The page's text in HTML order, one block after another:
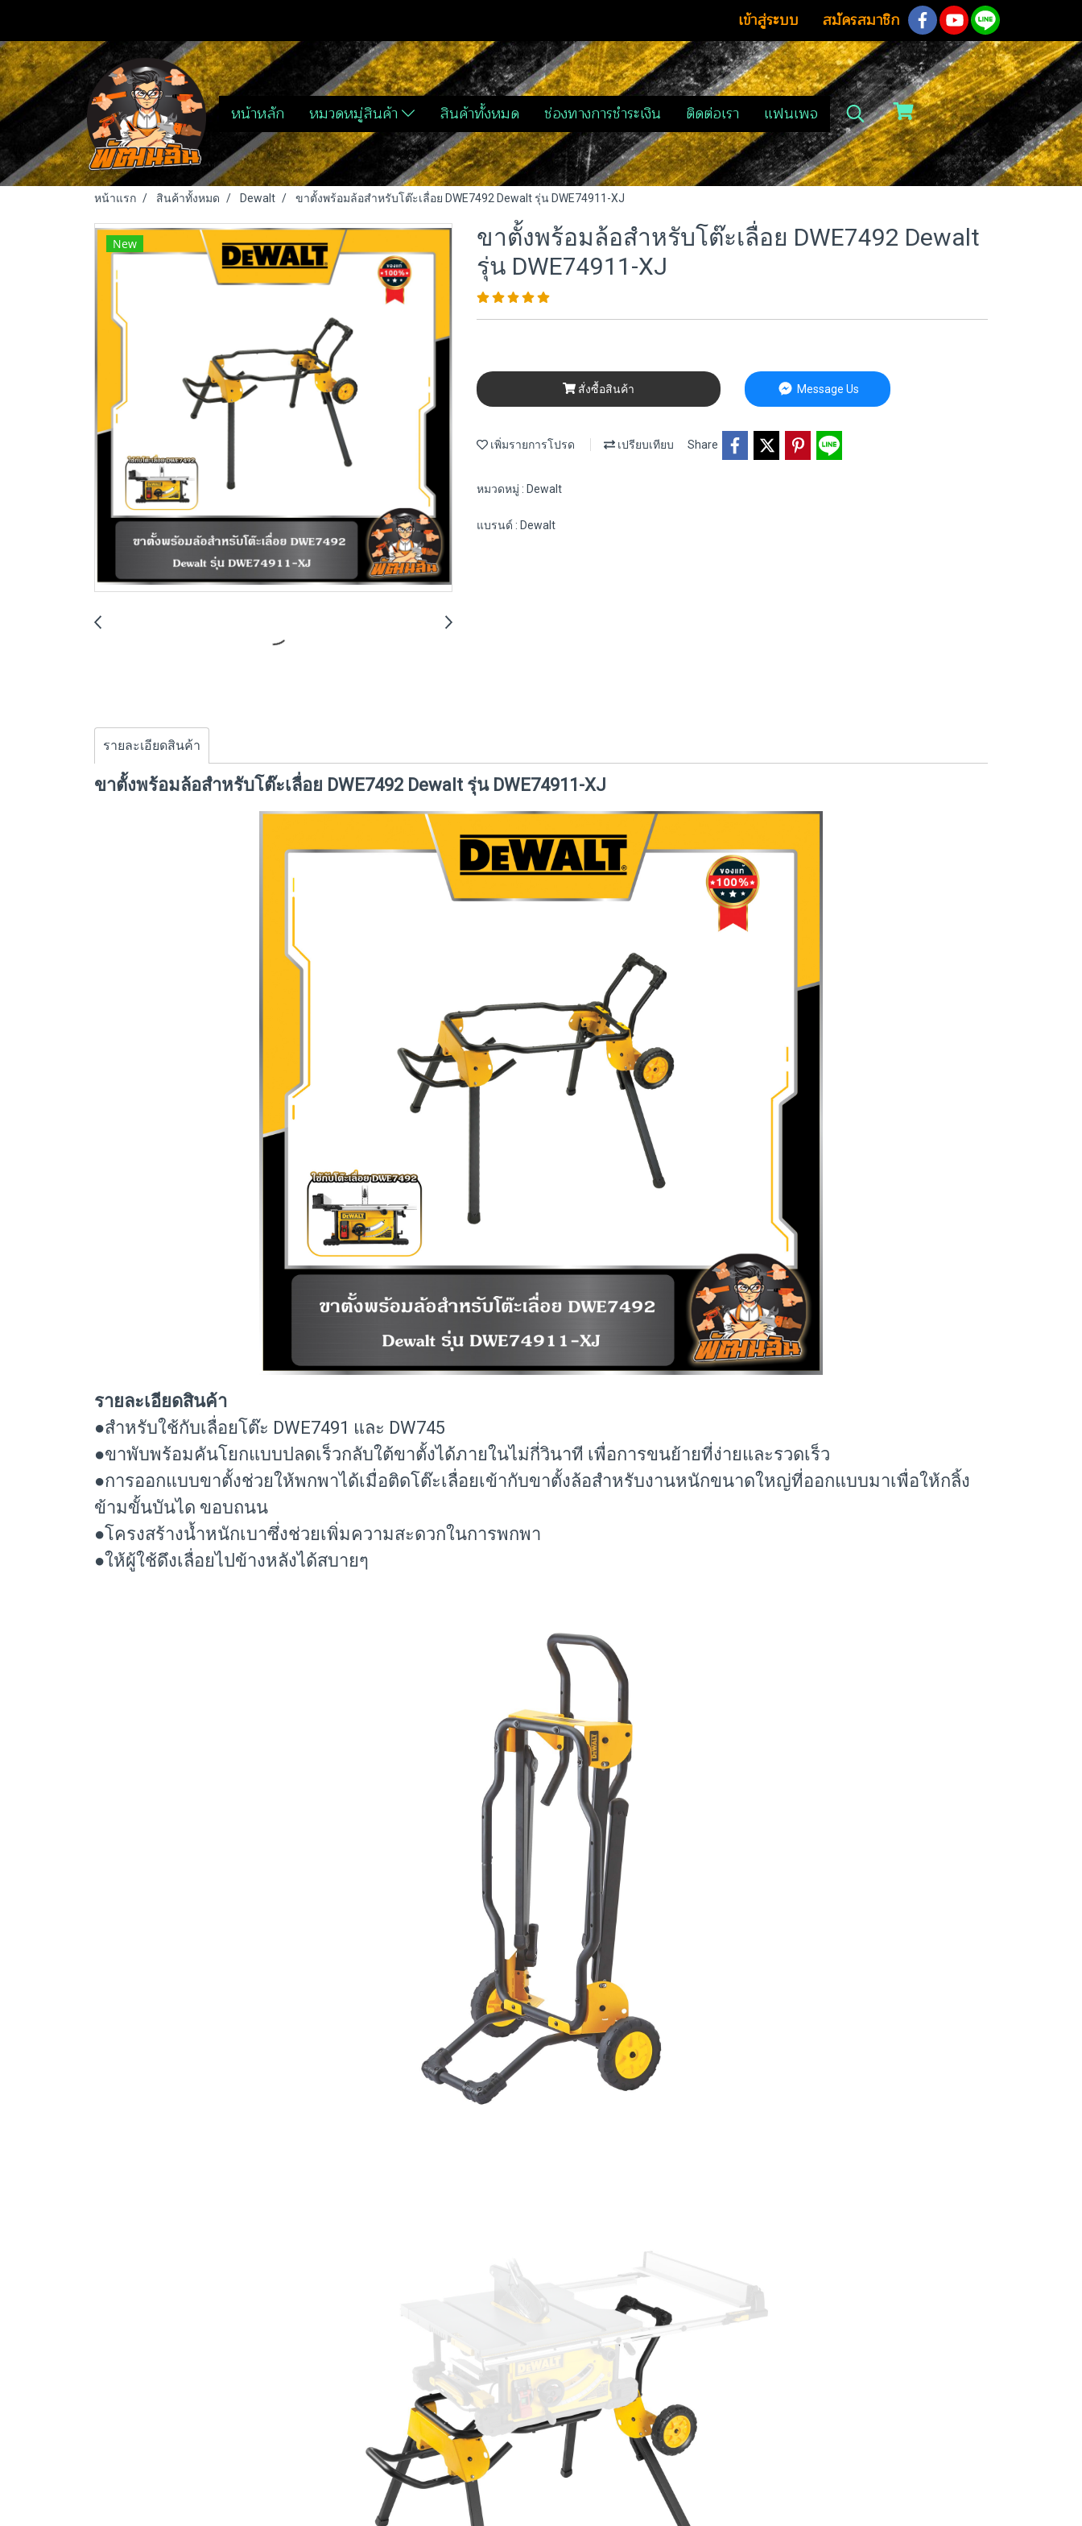
เข้าสู่ระบบ สมัครสมาชิก
หน้าหลัก หมวดหมู่สินค้า สินค้าทั้งหมด ช่องทางการชำระเงิน ติดต่อเรา แฟนเพจ
หน้าแรก สินค้าทั้งหมด Dewalt ขาตั้งพร้อมล้อสำหรับโต๊ะเลื่อย DWE7492 Dewalt รุ่น DWE74911-XJ
New
ขาตั้งพร้อมล้อสำหรับโต๊ะเลื่อย DWE7492 Dewalt
รุ่น DWE74911-XJ
สั่งซื้อสินค้า Message Us
เพิ่มรายการโปรด เปรียบเทียบ Share
หมวดหมู่ : Dewalt
แบรนด์ : Dewalt
รายละเอียดสินค้า
ขาตั้งพร้อมล้อสำหรับโต๊ะเลื่อย DWE7492 Dewalt รุ่น DWE74911-XJ
รายละเอียดสินค้า
●สำหรับใช้กับเลื่อยโต๊ะ DWE7491 และ DW745
●ขาพับพร้อมคันโยกแบบปลดเร็วกลับใต้ขาตั้งได้ภายในไม่กี่วินาที เพื่อการขนย้ายที่ง่ายและรวดเร็ว
●การออกแบบขาตั้งช่วยให้พกพาได้เมื่อติดโต๊ะเลื่อยเข้ากับขาตั้งล้อสำหรับงานหนักขนาดใหญ่ที่ออกแบบมาเพื่อให้กลิ้ง
ข้ามขั้นบันได ขอบถนน
●โครงสร้างน้ำหนักเบาซึ่งช่วยเพิ่มความสะดวกในการพกพา
●ให้ผู้ใช้ดึงเลื่อยไปข้างหลังได้สบายๆ